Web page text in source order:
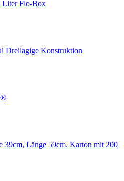
Liter Flo-Box
Dreilagige Konstruktion
39cm, Länge 59cm. Karton mit 200